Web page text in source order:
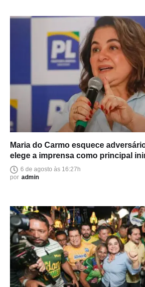
Maria do Carmo esquece
elege a imprensa como principal
6 de agosto às 16:27h
por admin